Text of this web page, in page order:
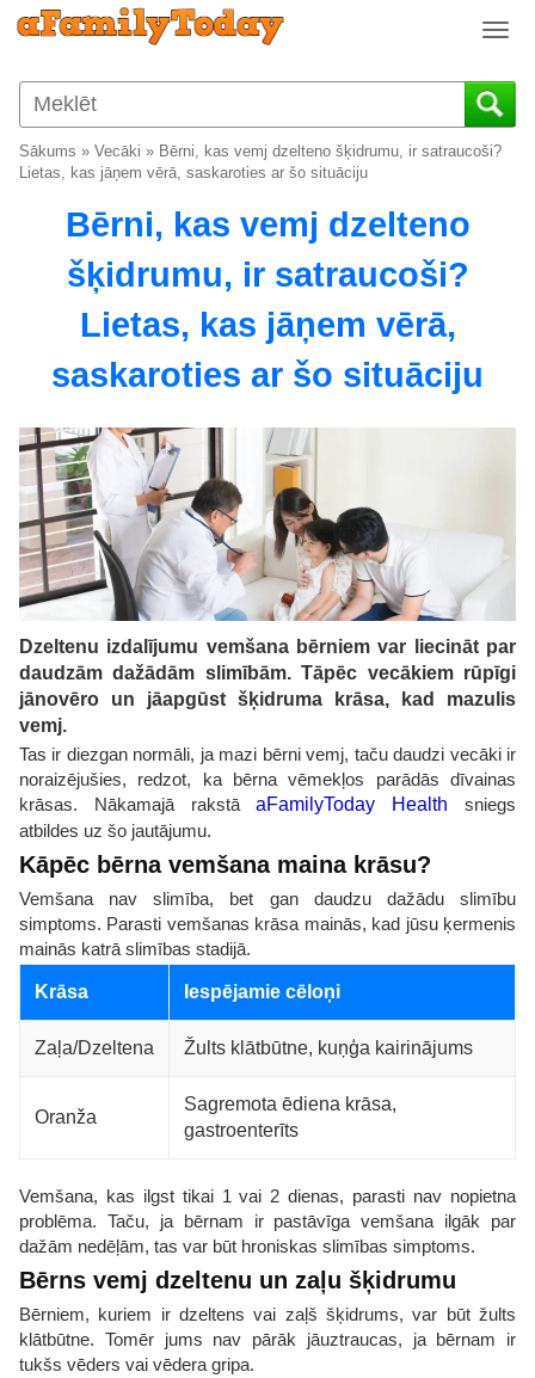
T
g
g
n
Sākums » Vecāki » Bērni, kas vemj dzelteno šķidrumu, ir satraucoši?
Lietas, kas jāņem vērā, saskaroties ar šo situāciju
Bērni, kas vemj dzelteno
šķidrumu, ir satraucoši?
Lietas, kas jāņem vērā,
saskaroties ar šo situāciju
Dzeltenu izdalījumu vemšana bērniem var liecināt par
daudzām dažādām slimībām. Tāpēc vecākiem rūpīgi
jānovēro un jāapgūst šķidruma krāsa, kad mazulis
vemj.
Tas ir diezgan normāli, ja mazi bērni vemj, taču daudzi vecāki ir
noraizējušies, redzot, ka bērna vēmekļos parādās dīvainas
krāsas. Nākamajā rakstāaFamilyToday Health sniegs
atbildes uz šo jautājumu.
Kāpēc bērna vemšana maina krāsu?
Vemšana nav slimība, bet gan daudzu dažādu slimību
simptoms. Parasti vemšanas krāsa mainās, kad jūsu ķermenis
mainās katrā slimības stadijā.
Krāsa Iespējamie cēloņi
Zaļa/Dzeltena Žults klātbūtne, kuņģa kairinājums
Oranža
Sagremota ēdiena krāsa,
gastroenterīts
Vemšana, kas ilgst tikai 1 vai 2 dienas, parasti nav nopietna
problēma. Taču, ja bērnam ir pastāvīga vemšana ilgāk par
dažām nedēļām, tas var būt hroniskas slimības simptoms.
Bērns vemj dzeltenu un zaļu šķidrumu
Bērniem, kuriem ir dzeltens vai zaļš šķidrums, var būt žults
klātbūtne. Tomēr jums nav pārāk jāuztraucas, ja bērnam ir
tukšs vēders vai vēdera gripa.